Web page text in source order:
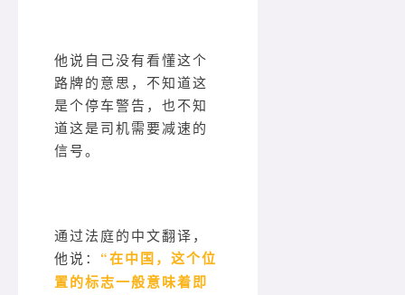
他说自己没有看懂这个
路牌的意思，不知道这
是个停车警告，也不知
道这是司机需要减速的
信号。
通过法庭的中文翻译，
他说： “在中国，这个位
置的标志一般意味着即